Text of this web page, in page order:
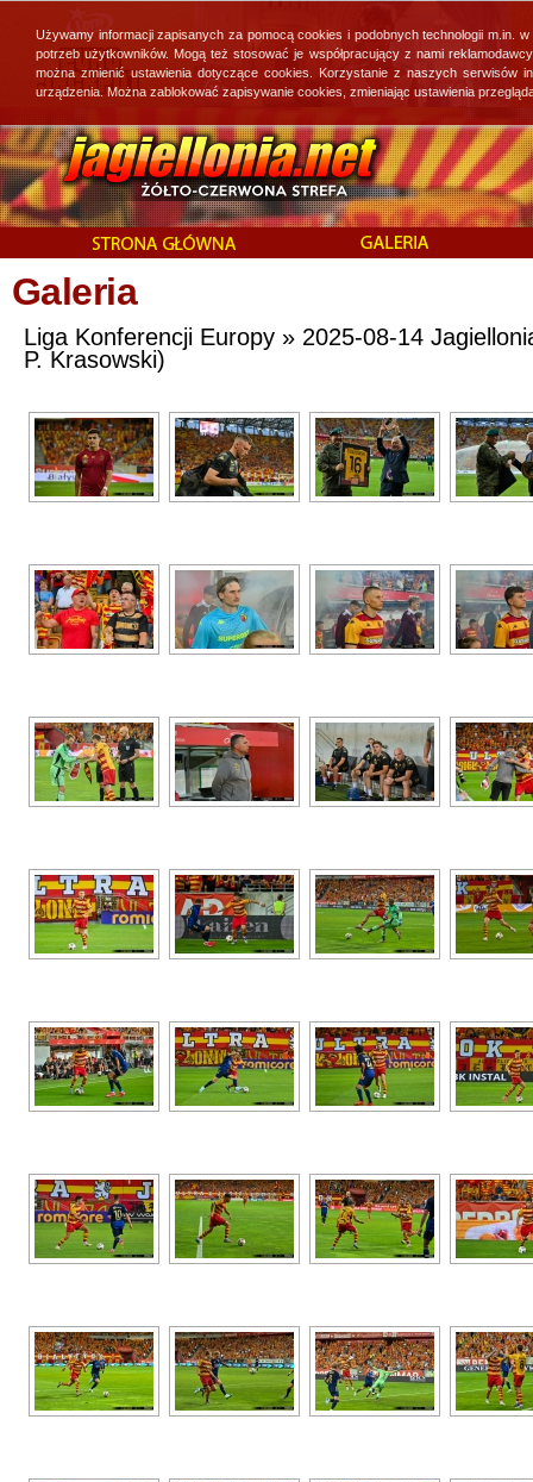
Galeria
Liga Konferencji Europy » 2025-08-14
P. Krasowski)
Używamy informacji zapisanych za pomocą cookies i podobnych technologii
potrzeb użytkowników. Mogą też stosować je współpracujący z nami
można zmienić ustawienia dotyczące cookies. Korzystanie z naszych
urządzenia. Można zablokować zapisywanie cookies, zmieniając ustawienia